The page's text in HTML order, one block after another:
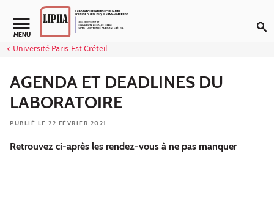
Aller au contenu
Navigation secondaire
MENU
Université Paris-Est Créteil
AGENDA ET DEADLINES DU
LABORATOIRE
PUBLIÉ LE 22 FÉVRIER 2021
Retrouvez ci-après les rendez-vous à ne pas manquer